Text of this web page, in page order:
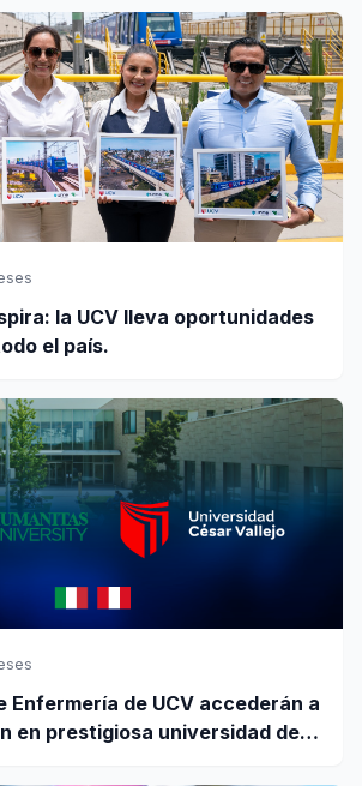
la UCV lleva oportunidades
el país.
Enfermería de UCV accederán a
en prestigiosa universidad de